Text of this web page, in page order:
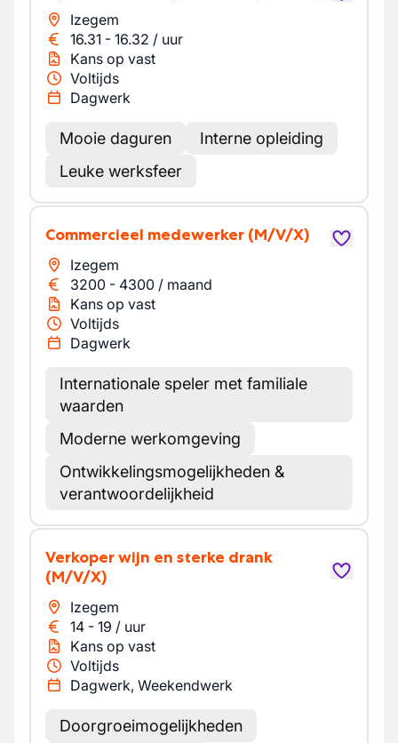
Izegem
16.31 - 16.32 / uur
Kans op vast
Voltijds
Dagwerk
Mooie daguren
Interne opleiding
Leuke werksfeer
Commercieel medewerker (M/V/X)
Izegem
3200 - 4300 / maand
Kans op vast
Voltijds
Dagwerk
Internationale speler met familiale
waarden
Moderne werkomgeving
Ontwikkelingsmogelijkheden &
verantwoordelijkheid
Verkoper wijn en sterke drank
(M/V/X)
Izegem
14 - 19 / uur
Kans op vast
Voltijds
Dagwerk, Weekendwerk
Doorgroeimogelijkheden